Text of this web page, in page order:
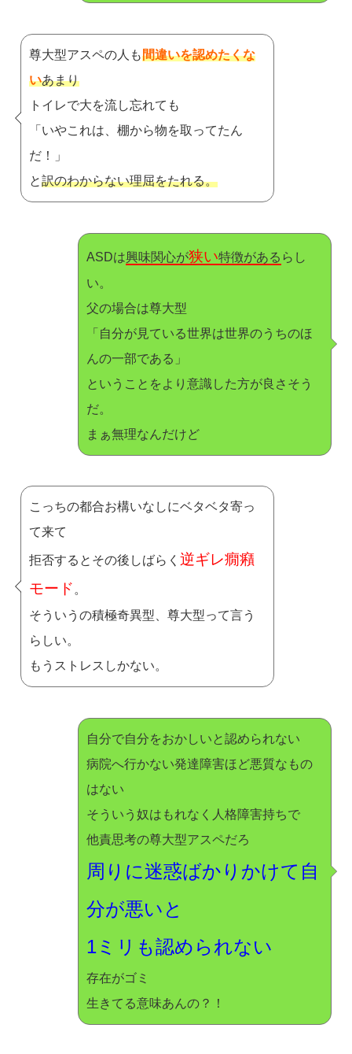
尊大型アスペの人も間違いを認めたくな
いあまり
トイレで大を流し忘れても
「いやこれは、棚から物を取ってたん
だ！」
と訳のわからない理屈をたれる。
ASDは興味関心が狭い特徴がある らし
い。
父の場合は尊大型
「自分が見ている世界は世界のうちのほ
んの一部である」
ということをより意識した方が良さそう
だ。
まぁ無理なんだけど
こっちの都合お構いなしにベタベタ寄っ
て来て
拒否するとその後しばらく 逆ギレ癇癪
モード 。
そういうの積極奇異型、尊大型って言う
らしい。
もうストレスしかない。
自分で自分をおかしいと認められない
病院へ行かない発達障害ほど悪質なもの
はない
そういう奴はもれなく人格障害持ちで
他責思考の尊大型アスペだろ
周りに迷惑ばかりかけて自
分が悪いと
1ミリも認められない
存在がゴミ
生きてる意味あんの？！